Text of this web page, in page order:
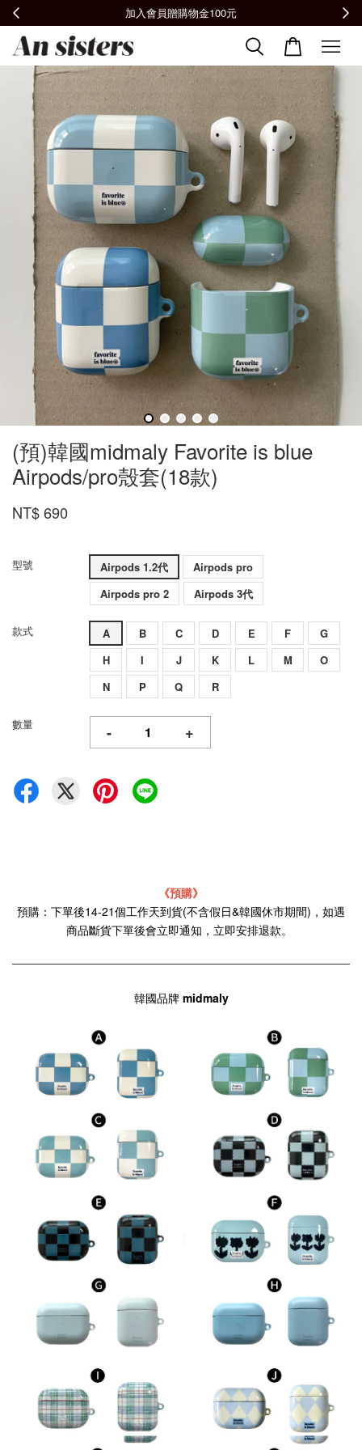
全館滿2000免運📦
(預)韓國midmaly Favorite is blue
Airpods/pro殼套(18款)
NT$ 690
型號 Airpods 1.2代
Airpods pro
Airpods pro 2
Airpods 3代
款式 A B C D E F
G
H
I J K L M
O
N
P Q R
數量 - +
《預購》
預購：下單後14-21個工作天到貨(不含假日&韓國休市期間)，如遇
商品斷貨下單後會立即通知，立即安排退款。
韓國品牌midmaly